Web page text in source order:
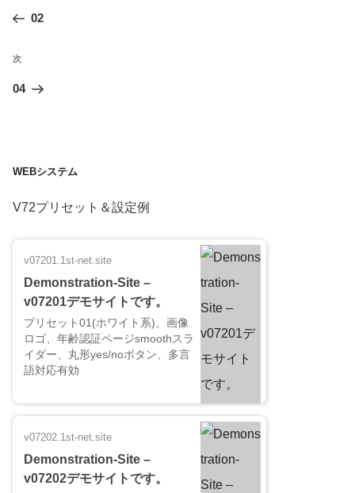
ナ
ゲ
ー
の
稿
02
次
の
次
04
WEBシステム
V72プリセット＆設定例
v07201.1st-net.site
Demonstration-Site –
v07201デモサイトです。
プリセット01(ホワイト系)、画像
ロゴ、年齢認証ページsmoothスラ
イダー、丸形yes/noボタン、多言
語対応有効
v07202.1st-net.site
Demonstration-Site –
v07202デモサイトです。